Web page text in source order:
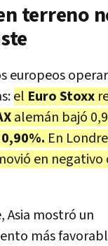
terreno
europeos
el Euro Stoxx
alemán bajó
0,90%. En
en negativo
Asia mostró un
más